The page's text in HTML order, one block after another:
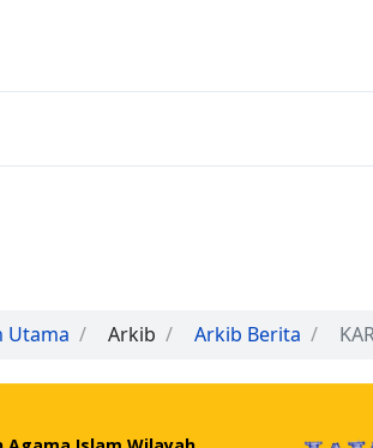
Utama Arkib Arkib Berita